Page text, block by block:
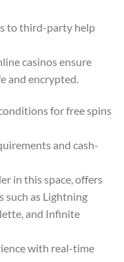
to third-party help
casinos ensure
and encrypted.
for free spins
and cash-
in this space, offers
such as Lightning
and Infinite
with real-time